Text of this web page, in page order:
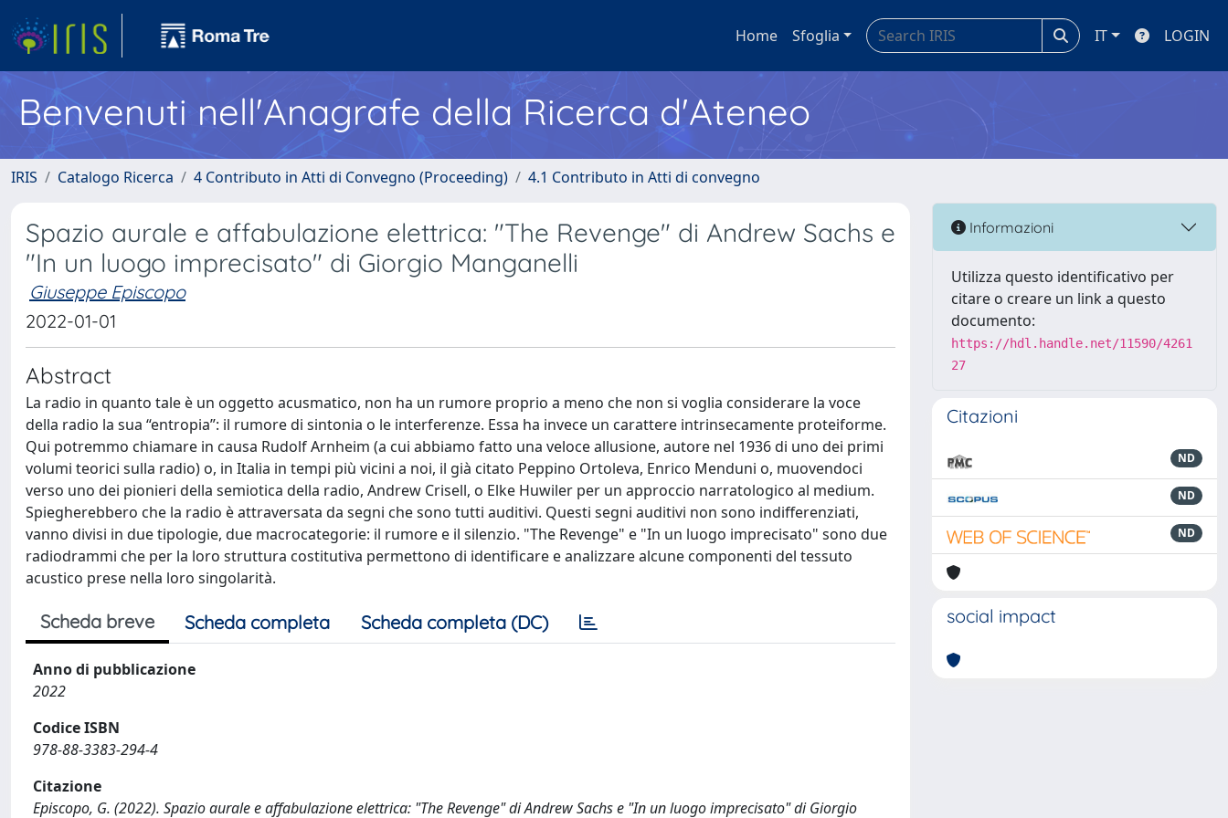
Home Sfoglia IT LOGIN
Benvenuti nell'Anagrafe della Ricerca d'Ateneo
IRIS Catalogo Ricerca 4 Contributo in Atti di Convegno (Proceeding) 4.1 Contributo in Atti di convegno
Spazio aurale e affabulazione elettrica: "The Revenge" di Andrew Sachs e
"In un luogo imprecisato" di Giorgio Manganelli
Giuseppe Episcopo
2022-01-01
Abstract
La radio in quanto tale è un oggetto acusmatico, non ha un rumore proprio a meno che non si voglia considerare la voce
della radio la sua “entropia”: il rumore di sintonia o le interferenze. Essa ha invece un carattere intrinsecamente proteiforme.
Qui potremmo chiamare in causa Rudolf Arnheim (a cui abbiamo fatto una veloce allusione, autore nel 1936 di uno dei primi
volumi teorici sulla radio) o, in Italia in tempi più vicini a noi, il già citato Peppino Ortoleva, Enrico Menduni o, muovendoci
verso uno dei pionieri della semiotica della radio, Andrew Crisell, o Elke Huwiler per un approccio narratologico al medium.
Spiegherebbero che la radio è attraversata da segni che sono tutti auditivi. Questi segni auditivi non sono indifferenziati,
vanno divisi in due tipologie, due macrocategorie: il rumore e il silenzio. "The Revenge" e "In un luogo imprecisato" sono due
radiodrammi che per la loro struttura costitutiva permettono di identificare e analizzare alcune componenti del tessuto
acustico prese nella loro singolarità.
Scheda breve Scheda completa Scheda completa (DC)
Anno di pubblicazione
2022
Codice ISBN
978-88-3383-294-4
Citazione
Episcopo, G. (2022). Spazio aurale e affabulazione elettrica: "The Revenge" di Andrew Sachs e "In un luogo imprecisato" di Giorgio
Informazioni
Utilizza questo identificativo per
citare o creare un link a questo
documento:
https://hdl.handle.net/11590/4261
27
Citazioni
ND
ND
ND
social impact